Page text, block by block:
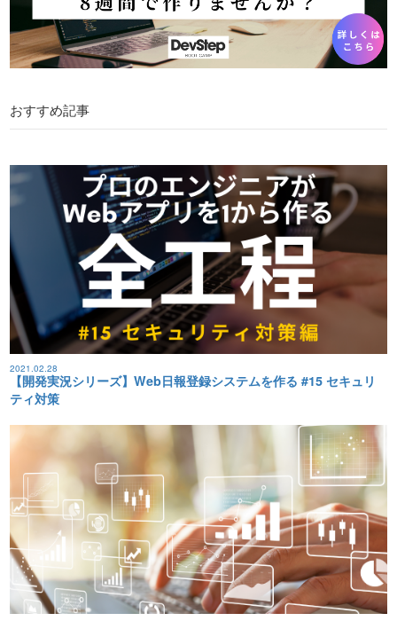
おすすめ記事
2021.02.28
【開発実況シリーズ】Web日報登録システムを作る #15 セキュリ
ティ対策